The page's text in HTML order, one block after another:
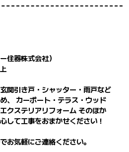
住器株式会社）
関引き戸・シャッター・雨戸など
、 カーポート・テラス・ウッド
クステリアリフォーム そのほか
して工事をおまかせください！
お気軽にご連絡ください。